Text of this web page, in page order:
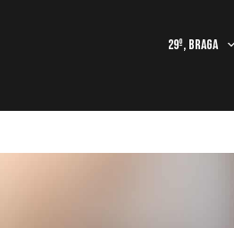
29º, Braga